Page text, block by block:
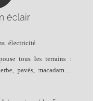
éclair
électricité
tous les terrains :
pavés, macadam…